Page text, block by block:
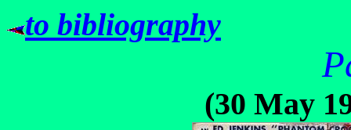
to bibliography
(30 May 1